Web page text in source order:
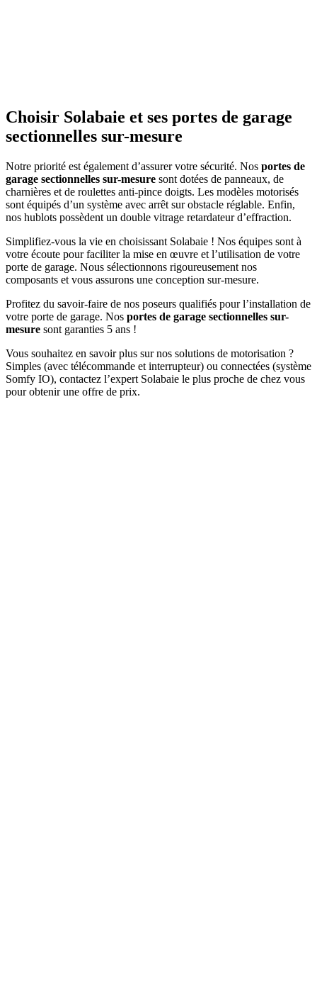
Choisir Solabaie et ses portes de garage
sectionnelles sur-mesure
Notre priorité est également d’assurer votre sécurité. Nos portes de
garage sectionnelles sur-mesure sont dotées de panneaux, de
charnières et de roulettes anti-pince doigts. Les modèles motorisés
sont équipés d’un système avec arrêt sur obstacle réglable. Enfin,
nos hublots possèdent un double vitrage retardateur d’effraction.
Simplifiez-vous la vie en choisissant Solabaie ! Nos équipes sont à
votre écoute pour faciliter la mise en œuvre et l’utilisation de votre
porte de garage. Nous sélectionnons rigoureusement nos
composants et vous assurons une conception sur-mesure.
Profitez du savoir-faire de nos poseurs qualifiés pour l’installation de
votre porte de garage. Nos portes de garage sectionnelles sur-
mesure sont garanties 5 ans !
Vous souhaitez en savoir plus sur nos solutions de motorisation ?
Simples (avec télécommande et interrupteur) ou connectées (système
Somfy IO), contactez l’expert Solabaie le plus proche de chez vous
pour obtenir une offre de prix.